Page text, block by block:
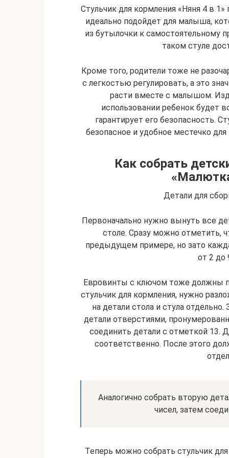
Стульчик для кормления «Няня 4 в
идеально подойдет для малыша,
из бутылочки к самостоятельному
таком стуле
Кроме того, родители тоже не
с легкостью регулировать, а это
расти вместе с малышом.
использовании ребенок будет
гарантирует его безопасность.
безопасное и удобное местечко
Как собрать
Детали для
Первоначально нужно вынуть все
столе. Сразу можно отметить,
предыдущем примере, но зато
от 2 до
Евровинты с ключом тоже должны
стульчик для кормления, нужно
на детали стола и стула
детали отверстиями,
соединить детали с отметкой 13.
соответственно. После этого
Аналогично собрать вторую
чисел, затем
Теперь можно собрать стульчик